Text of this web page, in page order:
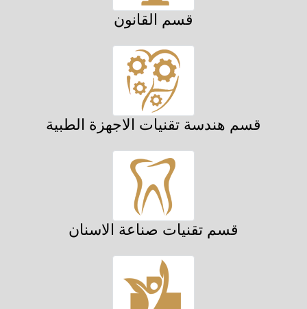
قسم القانون
قسم هندسة تقنيات الاجهزة الطبية
قسم تقنيات صناعة الاسنان